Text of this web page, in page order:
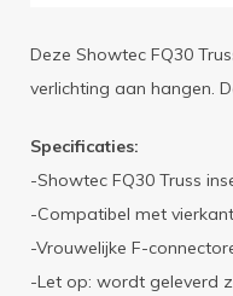
Deze Showtec FQ30
verlichting aan hangen.
Specificaties:
-Showtec FQ30 Truss
-Compatibel met
-Vrouwelijke F-
-Let op: wordt geleverd